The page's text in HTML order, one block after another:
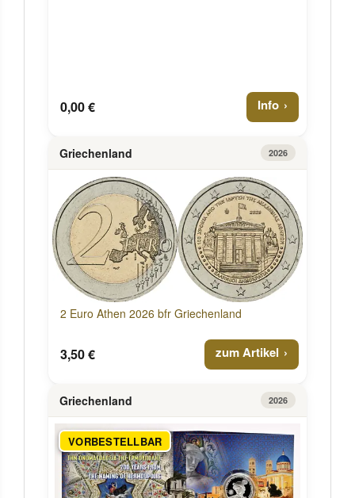
0,00 € Info
Griechenland 2026
2 Euro Athen 2026 bfr Griechenland
3,50 € zum Artikel
Griechenland 2026
VORBESTELLBAR